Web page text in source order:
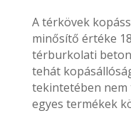
A térkövek
minősítő értéke
térburkolati
tehát
tekintetében nem
egyes termékek